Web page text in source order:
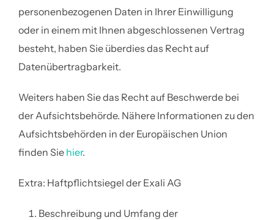
personenbezogenen Daten in Ihrer Einwilligung
oder in einem mit Ihnen abgeschlossenen Vertrag
besteht, haben Sie überdies das Recht auf
Datenübertragbarkeit.
Weiters haben Sie das Recht auf Beschwerde bei
der Aufsichtsbehörde. Nähere Informationen zu den
Aufsichtsbehörden in der Europäischen Union
finden Sie hier.
Extra: Haftpflichtsiegel der Exali AG
Beschreibung und Umfang der